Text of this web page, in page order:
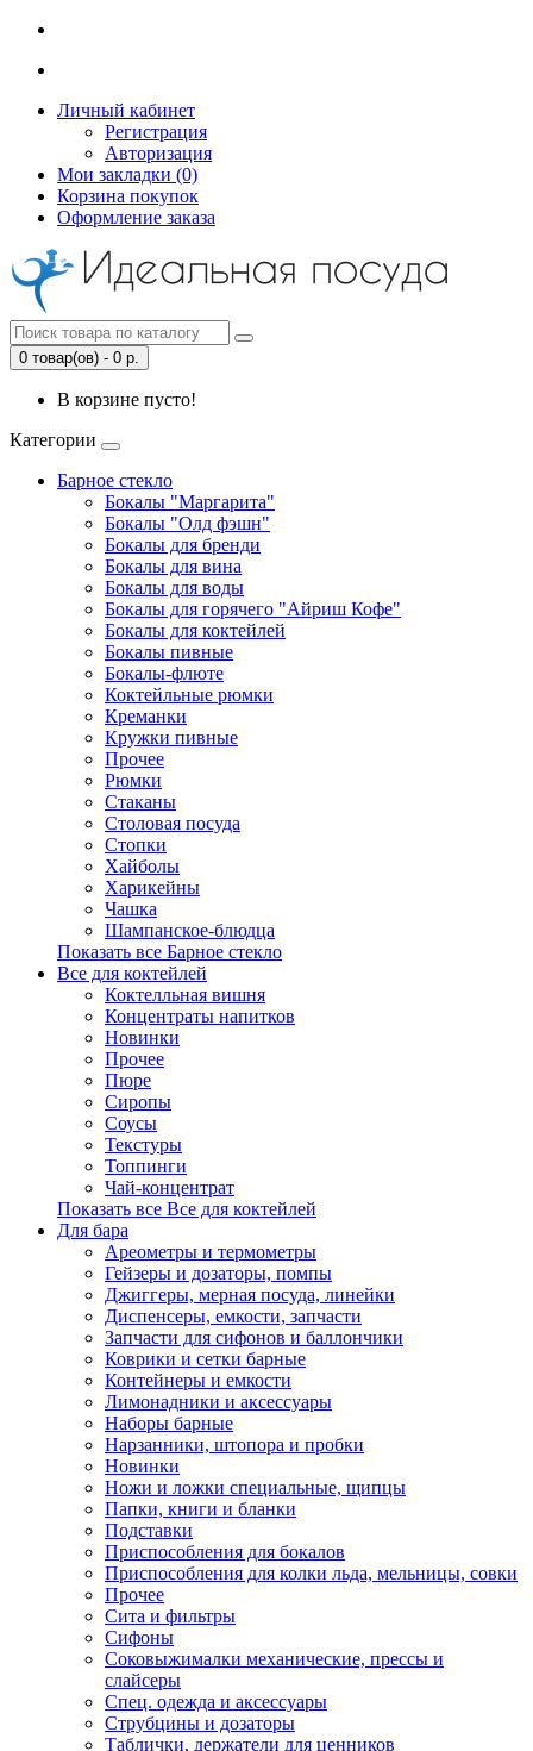
Личный кабинет
Регистрация
Авторизация
Мои закладки (0)
Корзина покупок
Оформление заказа
0 товар(ов) - 0 р.
В корзине пусто!
Категории
Барное стекло
Бокалы "Маргарита"
Бокалы "Олд фэшн"
Бокалы для бренди
Бокалы для вина
Бокалы для воды
Бокалы для горячего "Айриш Кофе"
Бокалы для коктейлей
Бокалы пивные
Бокалы-флюте
Коктейльные рюмки
Креманки
Кружки пивные
Прочее
Рюмки
Стаканы
Столовая посуда
Стопки
Хайболы
Харикейны
Чашка
Шампанское-блюдца
Показать все Барное стекло
Все для коктейлей
Коктелльная вишня
Концентраты напитков
Новинки
Прочее
Пюре
Сиропы
Соусы
Текстуры
Топпинги
Чай-концентрат
Показать все Все для коктейлей
Для бара
Ареометры и термометры
Гейзеры и дозаторы, помпы
Джиггеры, мерная посуда, линейки
Диспенсеры, емкости, запчасти
Запчасти для сифонов и баллончики
Коврики и сетки барные
Контейнеры и емкости
Лимонадники и аксессуары
Наборы барные
Нарзанники, штопора и пробки
Новинки
Ножи и ложки специальные, щипцы
Папки, книги и бланки
Подставки
Приспособления для бокалов
Приспособления для колки льда, мельницы, совки
Прочее
Сита и фильтры
Сифоны
Соковыжималки механические, прессы и
слайсеры
Спец. одежда и аксессуары
Струбцины и дозаторы
Таблички, держатели для ценников